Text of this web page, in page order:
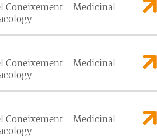
Coneixement - Medicinal
Coneixement - Medicinal
Coneixement - Medicinal